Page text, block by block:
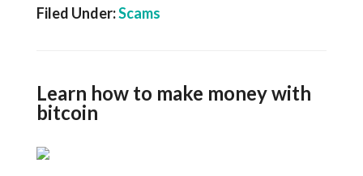
Filed Under:Scams
Learn how to make money with
bitcoin